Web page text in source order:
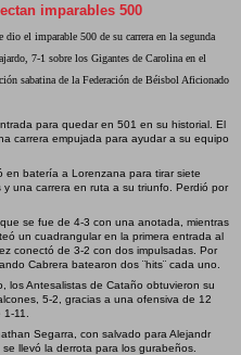
imparables 500
el imparable 500 de su carrera en la segunda
7-1 sobre los Gigantes de Carolina en el
sabatina de la Federación de Béisbol Aficionado
para quedar en 501 en su historial. El
carrera empujada para ayudar a su equipo
en batería a Lorenzana para tirar siete
una carrera en ruta a su triunfo. Perdió por
se fue de 4-3 con una anotada, mientras
un cuadrangular en la primera entrada al
conectó de 3-2 con dos impulsadas. Por
Cabrera batearon dos ¨hits¨ cada uno.
los Antesalistas de Cataño obtuvieron su
5-2, gracias a una ofensiva de 12
11.
Segarra, con salvado para Alejandr
llevó la derrota para los gurabeños.